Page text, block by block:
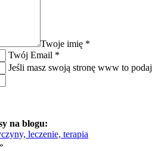
Twoje imię *
Twój Email *
Jeśli masz swoją stronę www to podaj
na blogu:
leczenie, terapia
»